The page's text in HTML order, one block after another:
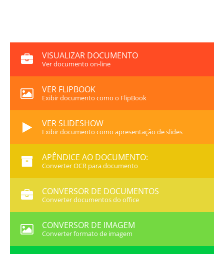
VISUALIZAR DOCUMENTO
Ver documento on-line
VER FLIPBOOK
Exibir documento como o FlipBook
VER SLIDESHOW
Exibir documento como apresentação de slides
APÊNDICE AO DOCUMENTO:
Converter OCR para documento
CONVERSOR DE DOCUMENTOS
Converter documentos do office
CONVERSOR DE IMAGEM
Converter formato de imagem